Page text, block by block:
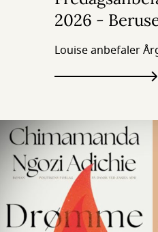
2026 -
Louise anbefaler